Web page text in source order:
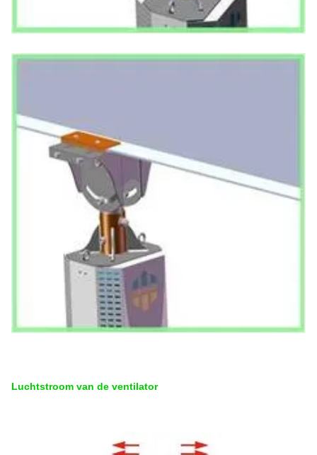
Luchtstroom van de ventilator